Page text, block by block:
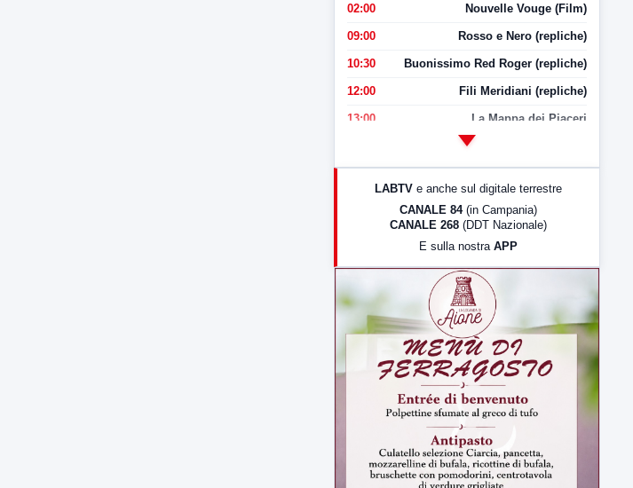
02:00 Nouvelle Vouge (Film)
09:00 Rosso e Nero (repliche)
10:30 Buonissimo Red Roger (repliche)
12:00 Fili Meridiani (repliche)
13:00 La Mappa dei Piaceri
LabNews (Diretta)
LabNews (replica)
LABTV e anche sul digitale terrestre
CANALE 84 (in Campania)
CANALE 268 (DDT Nazionale)
E sulla nostra APP